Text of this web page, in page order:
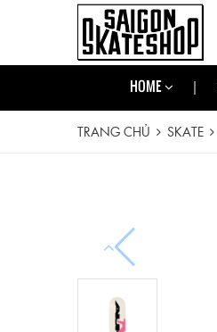
HOME
TRANG CHỦ SKATE